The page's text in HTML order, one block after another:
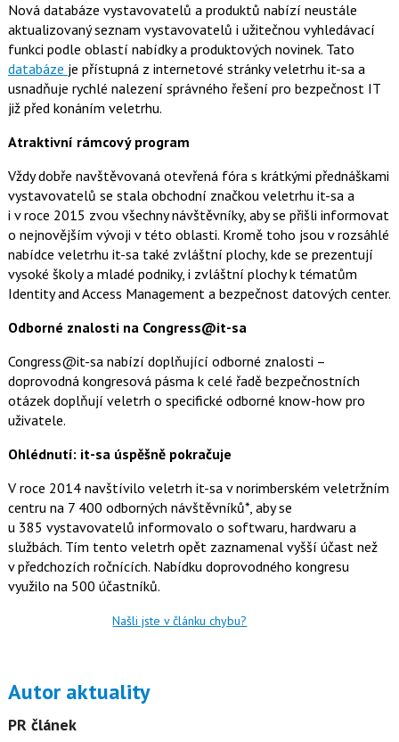
Nová databáze vystavovatelů a produktů nabízí neustále
aktualizovaný seznam vystavovatelů i užitečnou vyhledávací
funkci podle oblastí nabídky a produktových novinek. Tato
databáze je přístupná z internetové stránky veletrhu it-sa a
usnadňuje rychlé nalezení správného řešení pro bezpečnost IT
již před konáním veletrhu.
Atraktivní rámcový program
Vždy dobře navštěvovaná otevřená fóra s krátkými přednáškami
vystavovatelů se stala obchodní značkou veletrhu it-sa a
i v roce 2015 zvou všechny návštěvníky, aby se přišli informovat
o nejnovějším vývoji v této oblasti. Kromě toho jsou v rozsáhlé
nabídce veletrhu it-sa také zvláštní plochy, kde se prezentují
vysoké školy a mladé podniky, i zvláštní plochy k tématům
Identity and Access Management a bezpečnost datových center.
Odborné znalosti na Congress@it-sa
Congress@it-sa nabízí doplňující odborné znalosti –
doprovodná kongresová pásma k celé řadě bezpečnostních
otázek doplňují veletrh o specifické odborné know-how pro
uživatele.
Ohlédnutí: it-sa úspěšně pokračuje
V roce 2014 navštívilo veletrh it-sa v norimberském veletržním
centru na 7 400 odborných návštěvníků*, aby se
u 385 vystavovatelů informovalo o softwaru, hardwaru a
službách. Tím tento veletrh opět zaznamenal vyšší účast než
v předchozích ročnících. Nabídku doprovodného kongresu
využilo na 500 účastníků.
Našli jste v článku chybu?
Autor aktuality
PR článek